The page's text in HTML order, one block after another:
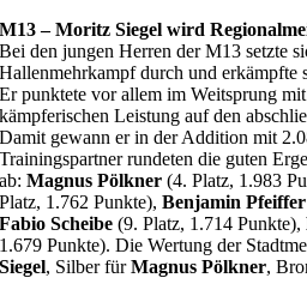
M13 – Moritz Siegel wird
Bei den jungen Herren der M13 setzte
Hallenmehrkampf durch und erkämpfte
Er punktete vor allem im Weitsprung
kämpferischen Leistung auf den
Damit gewann er in der Addition mit
Trainingspartner rundeten die guten
ab:Magnus Pölkner (4. Platz, 1.983
Platz, 1.762 Punkte),Benjamin Pfeiffer
Fabio Scheibe (9. Platz, 1.714 Punkte),
1.679 Punkte). Die Wertung der
Siegel, Silber fürMagnus Pölkner,